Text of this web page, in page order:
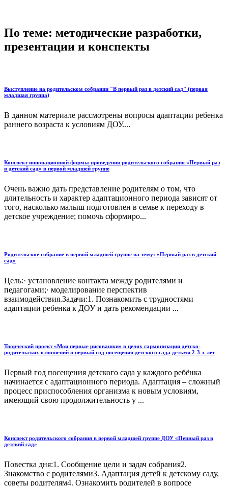
По теме: методические разработки,
презентации и конспекты
Выступление на родительском собрании "В первый раз в детский сад" (первая
младшая группа)
В данном материале рассмотрены вопросы адаптации ребенка
раннего возраста к условиям ДОУ....
Конспект инновационной формы проведения родительского собрания «Первый раз
в детский сад» в первой младшей группе
Очень важно дать представление родителям о том, что
длительность и характер адаптационного периода зависят от
того, насколько малыш подготовлен в семье к переходу в
детское учреждение; помочь сформиро...
Родительское собрание в первой младшей группе на тему: «Первый раз в детский
сад»
Цель:· установление контакта между родителями и
педагогами;· моделирование перспектив
взаимодействия.Задачи:1. Познакомить с трудностями
адаптации ребенка к ДОУ и дать рекомендации ...
Творческий проект «Мои первые рисовашки» в целях гармонизации детско-
родительских отношений в первый год посещения детского сада детьми 2-3-х лет
Первый год посещения детского сада у каждого ребёнка
начинается с адаптационного периода. Адаптация – сложный
процесс приспособления организма к новым условиям,
имеющий свою продолжительность у ...
Конспект родительского собрания в первой младшей группе ДОУ «Первый раз в
детский сад»
Повестка дня:1. Сообщение цели и задач собрания2.
Знакомство с родителями3. Адаптация детей к детскому саду,
советы родителям4. Ознакомить родителей в вопросе